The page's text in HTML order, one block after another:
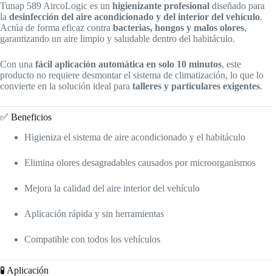
Tunap 589 AircoLogic es un higienizante profesional diseñado para
la desinfección del aire acondicionado y del interior del vehículo.
Actúa de forma eficaz contra bacterias, hongos y malos olores,
garantizando un aire limpio y saludable dentro del habitáculo.
Con una fácil aplicación automática en solo 10 minutos, este
producto no requiere desmontar el sistema de climatización, lo que lo
convierte en la solución ideal para talleres y particulares exigentes.
✅ Beneficios
Higieniza el sistema de aire acondicionado y el habitáculo
Elimina olores desagradables causados por microorganismos
Mejora la calidad del aire interior del vehículo
Aplicación rápida y sin herramientas
Compatible con todos los vehículos
🧪 Aplicación